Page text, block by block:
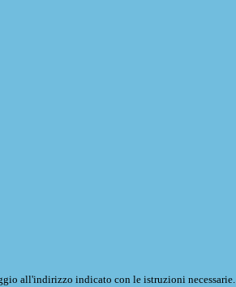
all'indirizzo indicato con le istruzioni necessarie.